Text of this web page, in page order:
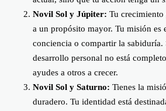
Novil Sol y Júpiter: Tu crecimiento
a un propósito mayor. Tu misión es
conciencia o compartir la sabiduría.
desarrollo personal no está
ayudes a otros a crecer.
Novil Sol y Saturno: Tienes la
duradero. Tu identidad está